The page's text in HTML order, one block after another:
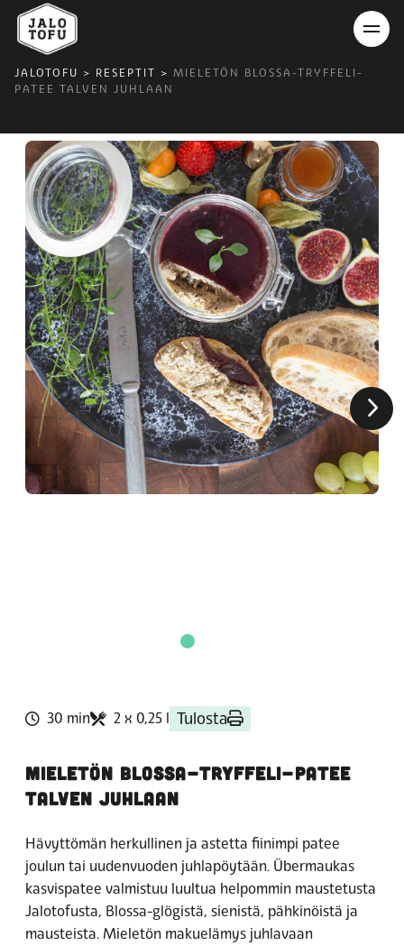
JALOTOFU > RESEPTIT > MIELETÖN BLOSSA-TRYFFELI-
PATEE TALVEN JUHLAAN
30 min 2 x 0,25 l Tulosta
MIELETÖN BLOSSA-TRYFFELI-PATEE
TALVEN JUHLAAN
Hävyttömän herkullinen ja astetta fiinimpi patee
joulun tai uudenvuoden juhlapöytään. Übermaukas
kasvispatee valmistuu luultua helpommin maustetusta
Jalotofusta, Blossa-glögistä, sienistä, pähkinöistä ja
mausteista. Mieletön makuelämys juhlavaan